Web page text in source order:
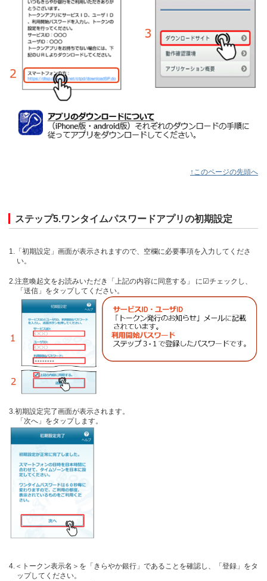
↑このページの先頭へ
ステップ5.ワンタイムパスワードアプリの初期設定
1.「初期設定」画面が表示されますので、空欄に必要事項を入力してくださ
い。
2.注意喚起文をお読みいただき「上記の内容に同意する」 に☑チェックし、
「送信」をタップしてください。
3.初期設定完了画面が表示されます。
「次へ」をタップします。
4.＜トークン表示名＞を「きらやか銀行」であることを確認し、「登録」をタ
ップしてください。